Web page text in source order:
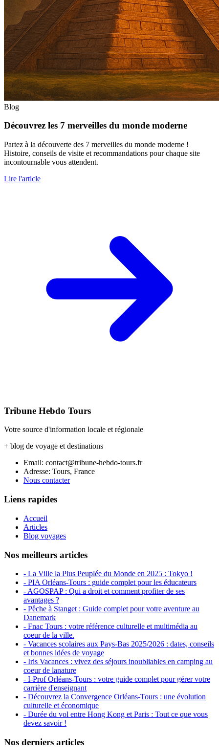
Blog
Découvrez les 7 merveilles du monde moderne
Partez à la découverte des 7 merveilles du monde moderne !
Histoire, conseils de visite et recommandations pour chaque site
incontournable vous attendent.
Lire l'article
Tribune Hebdo Tours
Votre source d'information locale et régionale
+ blog de voyage et destinations
Email: contact@tribune-hebdo-tours.fr
Adresse: Tours, France
Nous contacter
Liens rapides
Accueil
Articles
Blog voyages
Nos meilleurs articles
- La Ville la Plus Peuplée du Monde en 2025 : Tokyo !
- PIA Orléans-Tours : guide complet pour les éducateurs
- AGOSPAP : Qui a droit et comment profiter de ses
avantages ?
- Pêche à Stanget : Guide complet pour votre aventure au
Danemark
- Fnac Tours : votre référence culturelle et multimédia au
coeur de la ville.
- Vacances scolaires aux Pays-Bas 2025/2026 : dates, conseils
et bonnes idées de voyage
- Iris Vacances : vivez des séjours inoubliables en camping au
coeur de lanature
- I-Prof Orléans-Tours : votre guide complet pour gérer votre
carrière d'enseignant
- Découvrez la Convergence Orléans-Tours : une évolution
culturelle et économique
- Durée du vol entre Hong Kong et Paris : Tout ce que vous
devez savoir !
Nos derniers articles